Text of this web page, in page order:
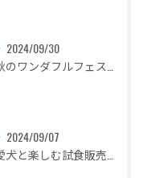
2024/09/30
2024/09/07